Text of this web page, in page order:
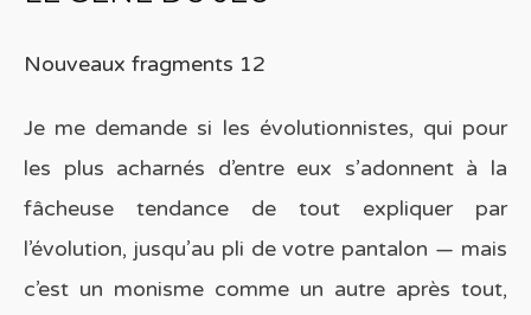
Nouveaux fragments 12
Je me demande si les évolutionnistes, qui pour
les plus acharnés d’entre eux s’adonnent à la
fâcheuse tendance de tout expliquer par
l’évolution, jusqu’au pli de votre pantalon — mais
c’est un monisme comme un autre après tout,